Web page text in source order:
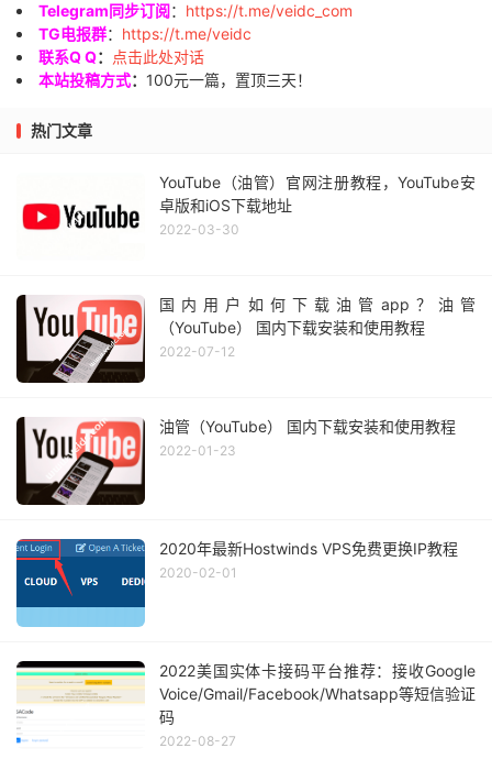
Telegram同步订阅： https://t.me/veidc_com
TG电报群： https://t.me/veidc
联系Q Q：
点击此处对话
本站投稿方式： 100元一篇，置顶三天！
热门文章
YouTube（油管）官网注册教程，YouTube安
卓版和iOS下载地址
2022-03-30
国内用户如何下载油管app？油管
（YouTube） 国内下载安装和使用教程
2022-07-12
油管（YouTube） 国内下载安装和使用教程
2022-01-23
2020年最新Hostwinds VPS免费更换IP教程
2020-02-01
2022美国实体卡接码平台推荐：接收Google
Voice/Gmail/Facebook/Whatsapp等短信验证
码
2022-08-27